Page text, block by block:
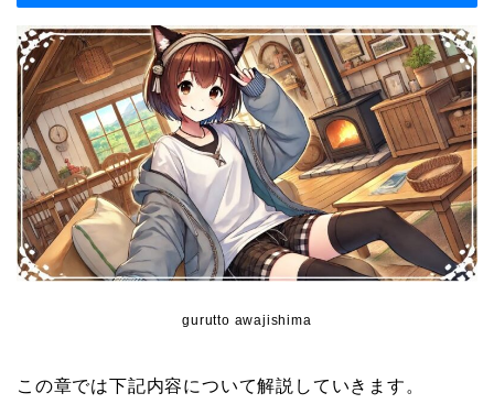
gurutto awajishima
この章では下記内容について解説していきます。